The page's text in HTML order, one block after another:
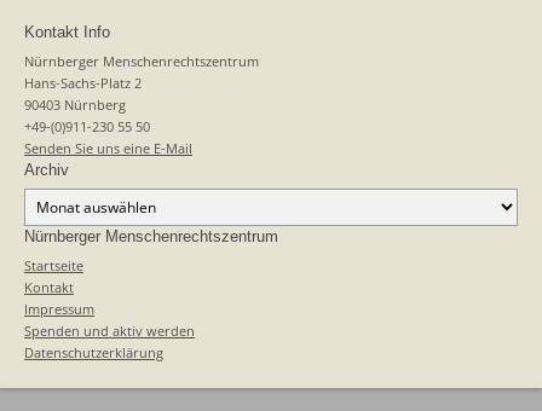
Kontakt Info
Nürnberger Menschenrechtszentrum
Hans-Sachs-Platz 2
90403 Nürnberg
+49-(0)911-230 55 50
Senden Sie uns eine E-Mail
Archiv
Nürnberger Menschenrechtszentrum
Startseite
Kontakt
Impressum
Spenden und aktiv werden
Datenschutzerklärung